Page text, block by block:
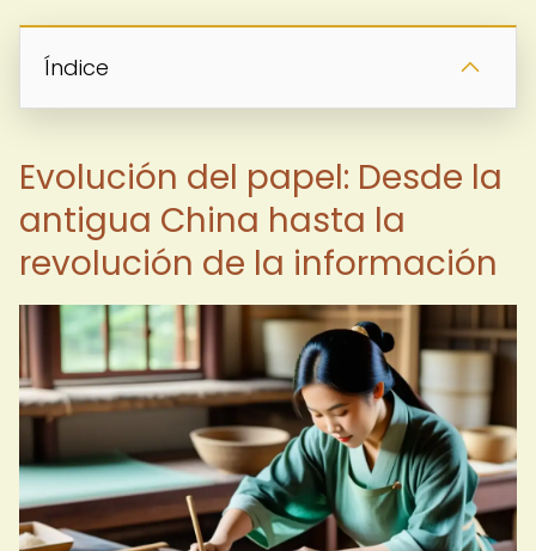
Índice
Evolución del papel: Desde la
antigua China hasta la
revolución de la información